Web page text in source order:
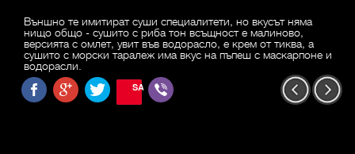
Външно те имитират суши специалитети, но вкусът няма
нищо общо - сушито с риба тон всъщност е малиново,
версията с омлет, увит във водорасло, е крем от тиква, а
сушито с морски таралеж има вкус на пъпеш с маскарпоне и
водорасли.
SAVE